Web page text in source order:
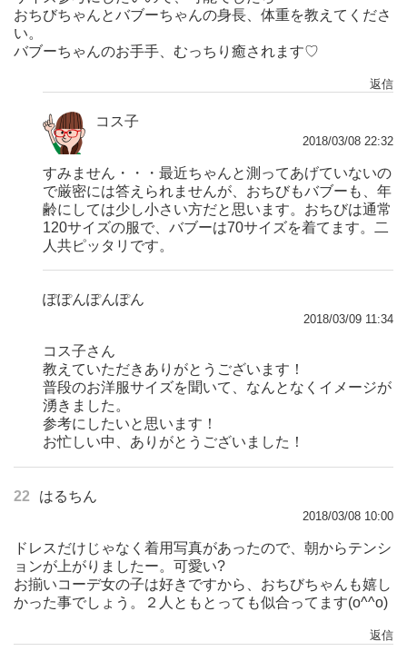
おちびちゃんとバブーちゃんの身長、体重を教えてくださ
い。
バブーちゃんのお手手、むっちり癒されます♡
返信
コス子
2018/03/08 22:32
すみません・・・最近ちゃんと測ってあげていないの
で厳密には答えられませんが、おちびもバブーも、年
齢にしては少し小さい方だと思います。おちびは通常
120サイズの服で、バブーは70サイズを着てます。二
人共ピッタリです。
ぽぽんぽんぽん
2018/03/09 11:34
コス子さん
教えていただきありがとうございます！
普段のお洋服サイズを聞いて、なんとなくイメージが
湧きました。
参考にしたいと思います！
お忙しい中、ありがとうございました！
22 はるちん
2018/03/08 10:00
ドレスだけじゃなく着用写真があったので、朝からテンシ
ョンが上がりましたー。可愛い?
お揃いコーデ女の子は好きですから、おちびちゃんも嬉し
かった事でしょう。２人ともとっても似合ってます(o^^o)
返信